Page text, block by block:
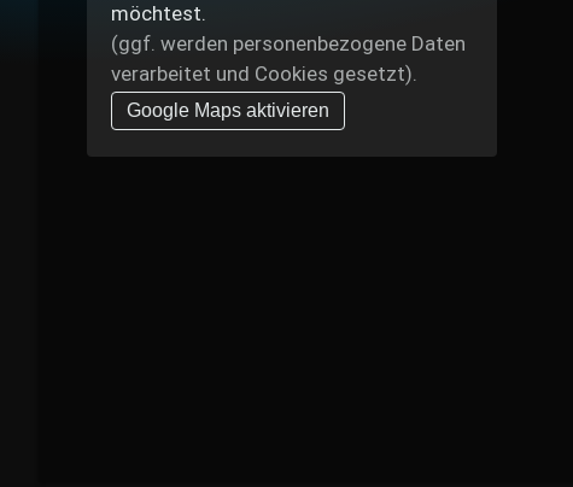
möchtest.
(ggf. werden personen­bezogene Daten
verarbeitet und Cookies gesetzt).
Google Maps aktivieren